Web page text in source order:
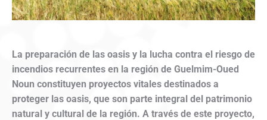
La preparación de las oasis y la lucha contra el riesgo de
incendios recurrentes en la región de Guelmim-Oued
Noun constituyen proyectos vitales destinados a
proteger las oasis, que son parte integral del patrimonio
natural y cultural de la región. A través de este proyecto,